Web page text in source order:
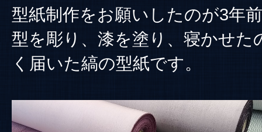
型紙制作をお願いしたのが3年
型を彫り、漆を塗り、寝かせた
く届いた縞の型紙です。